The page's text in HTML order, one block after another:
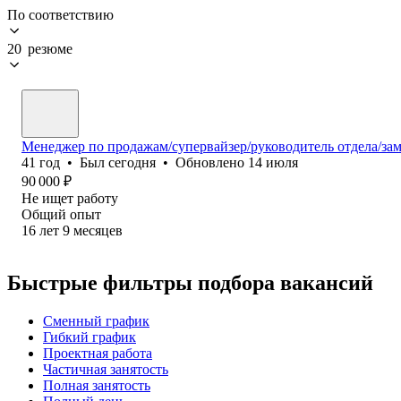
По соответствию
20 резюме
Менеджер по продажам/супервайзер/руководитель отдела/
41 год • Был сегодня • Обновлено 14 июля
90 000 ₽
Не ищет работу
Общий опыт
16 лет 9 месяцев
Быстрые фильтры подбора вакансий
Сменный график
Гибкий график
Проектная работа
Частичная занятость
Полная занятость